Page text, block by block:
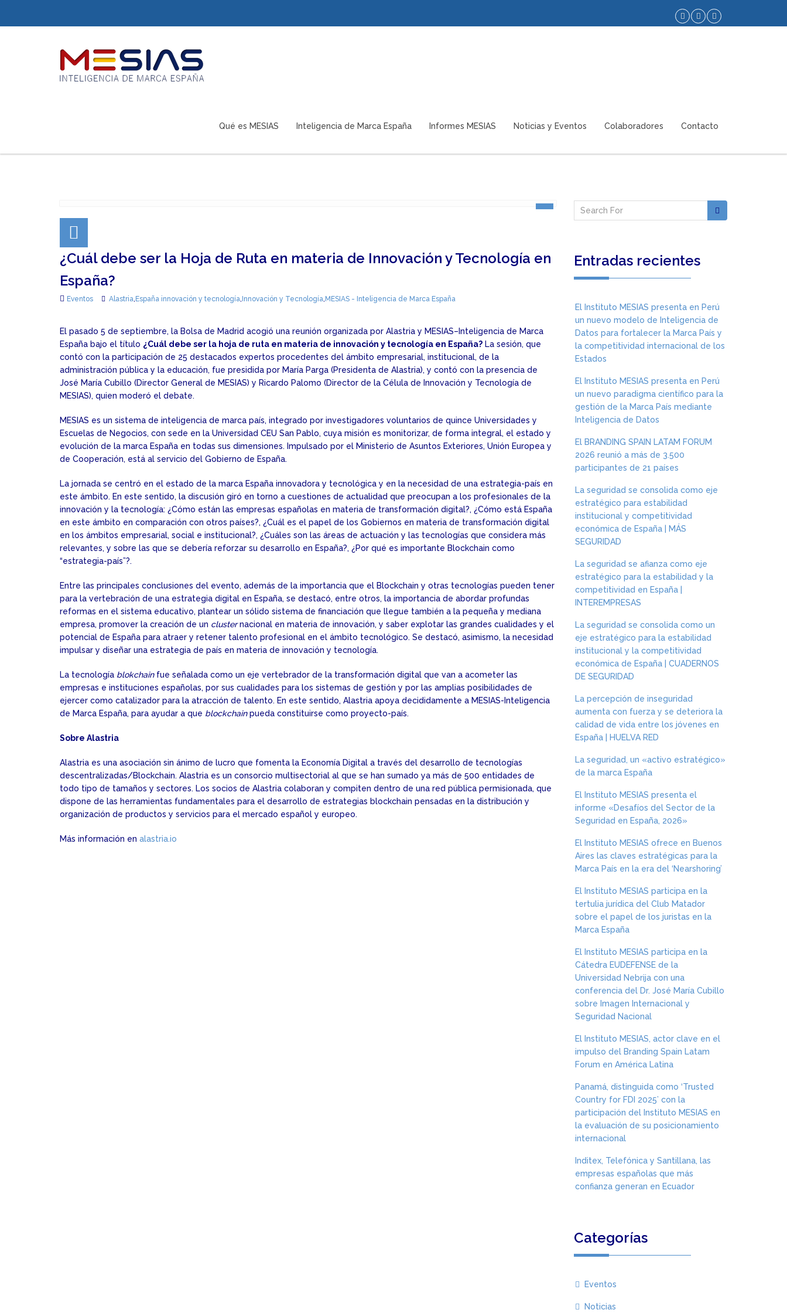
Qué es MESIAS Inteligencia de Marca España Informes MESIAS Noticias y Eventos Colaboradores Contacto
¿Cuál debe ser la Hoja de Ruta en materia de Innovación y Tecnología en
España?
Eventos Alastria, España innovación y tecnología, Innovación y Tecnología, MESIAS - Inteligencia de Marca España
El pasado 5 de septiembre, la Bolsa de Madrid acogió una reunión organizada por Alastria y MESIAS–Inteligencia de Marca
España bajo el título ¿Cuál debe ser la hoja de ruta en materia de innovación y tecnología en España? La sesión, que
contó con la participación de 25 destacados expertos procedentes del ámbito empresarial, institucional, de la
administración pública y la educación, fue presidida por María Parga (Presidenta de Alastria), y contó con la presencia de
José María Cubillo (Director General de MESIAS) y Ricardo Palomo (Director de la Célula de Innovación y Tecnología de
MESIAS), quien moderó el debate.
MESIAS es un sistema de inteligencia de marca país, integrado por investigadores voluntarios de quince Universidades y
Escuelas de Negocios, con sede en la Universidad CEU San Pablo, cuya misión es monitorizar, de forma integral, el estado y
evolución de la marca España en todas sus dimensiones. Impulsado por el Ministerio de Asuntos Exteriores, Unión Europea y
de Cooperación, está al servicio del Gobierno de España.
La jornada se centró en el estado de la marca España innovadora y tecnológica y en la necesidad de una estrategia-país en
este ámbito. En este sentido, la discusión giró en torno a cuestiones de actualidad que preocupan a los profesionales de la
innovación y la tecnología: ¿Cómo están las empresas españolas en materia de transformación digital?, ¿Cómo está España
en este ámbito en comparación con otros países?, ¿Cuál es el papel de los Gobiernos en materia de transformación digital
en los ámbitos empresarial, social e institucional?, ¿Cuáles son las áreas de actuación y las tecnologías que considera más
relevantes, y sobre las que se debería reforzar su desarrollo en España?, ¿Por qué es importante Blockchain como
“estrategia-país”?.
Entre las principales conclusiones del evento, además de la importancia que el Blockchain y otras tecnologías pueden tener
para la vertebración de una estrategia digital en España, se destacó, entre otros, la importancia de abordar profundas
reformas en el sistema educativo, plantear un sólido sistema de financiación que llegue también a la pequeña y mediana
empresa, promover la creación de un clusternacional en materia de innovación, y saber explotar las grandes cualidades y el
potencial de España para atraer y retener talento profesional en el ámbito tecnológico. Se destacó, asimismo, la necesidad
impulsar y diseñar una estrategia de país en materia de innovación y tecnología.
La tecnología blokchainfue señalada como un eje vertebrador de la transformación digital que van a acometer las
empresas e instituciones españolas, por sus cualidades para los sistemas de gestión y por las amplias posibilidades de
ejercer como catalizador para la atracción de talento. En este sentido, Alastria apoya decididamente a MESIAS-Inteligencia
de Marca España, para ayudar a que blockchainpueda constituirse como proyecto-país.
Sobre Alastria
Alastria es una asociación sin ánimo de lucro que fomenta la Economía Digital a través del desarrollo de tecnologías
descentralizadas/Blockchain. Alastria es un consorcio multisectorial al que se han sumado ya más de 500 entidades de
todo tipo de tamaños y sectores. Los socios de Alastria colaboran y compiten dentro de una red pública permisionada, que
dispone de las herramientas fundamentales para el desarrollo de estrategias blockchain pensadas en la distribución y
organización de productos y servicios para el mercado español y europeo.
Más información en alastria.io
Entradas recientes
El Instituto MESIAS presenta en Perú
un nuevo modelo de Inteligencia de
Datos para fortalecer la Marca País y
la competitividad internacional de los
Estados
El Instituto MESIAS presenta en Perú
un nuevo paradigma científico para la
gestión de la Marca País mediante
Inteligencia de Datos
El BRANDING SPAIN LATAM FORUM
2026 reunió a más de 3.500
participantes de 21 países
La seguridad se consolida como eje
estratégico para estabilidad
institucional y competitividad
económica de España | MÁS
SEGURIDAD
La seguridad se afianza como eje
estratégico para la estabilidad y la
competitividad en España |
INTEREMPRESAS
La seguridad se consolida como un
eje estratégico para la estabilidad
institucional y la competitividad
económica de España | CUADERNOS
DE SEGURIDAD
La percepción de inseguridad
aumenta con fuerza y se deteriora la
calidad de vida entre los jóvenes en
España | HUELVA RED
La seguridad, un «activo estratégico»
de la marca España
El Instituto MESIAS presenta el
informe «Desafíos del Sector de la
Seguridad en España, 2026»
El Instituto MESIAS ofrece en Buenos
Aires las claves estratégicas para la
Marca País en la era del ‘Nearshoring’
El Instituto MESIAS participa en la
tertulia jurídica del Club Matador
sobre el papel de los juristas en la
Marca España
El Instituto MESIAS participa en la
Cátedra EUDEFENSE de la
Universidad Nebrija con una
conferencia del Dr. José María Cubillo
sobre Imagen Internacional y
Seguridad Nacional
El Instituto MESIAS, actor clave en el
impulso del Branding Spain Latam
Forum en América Latina
Panamá, distinguida como ‘Trusted
Country for FDI 2025’ con la
participación del Instituto MESIAS en
la evaluación de su posicionamiento
internacional
Inditex, Telefónica y Santillana, las
empresas españolas que más
confianza generan en Ecuador
Categorías
Eventos
Noticias